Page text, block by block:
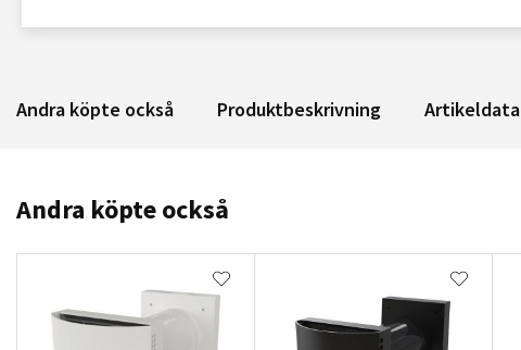
Andra köpte också Produktbeskrivning Artikeldata
Andra köpte också